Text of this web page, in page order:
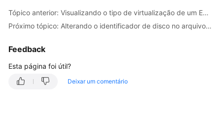
Linux
de
Tópico anterior: Visualizando o tipo de virtualização de um ECS de Linux
Próximo tópico: Alterando o identificador de disco no arquivo de configuração do GRUB para UUID
Feedback
Esta página foi útil?
Deixar um comentário